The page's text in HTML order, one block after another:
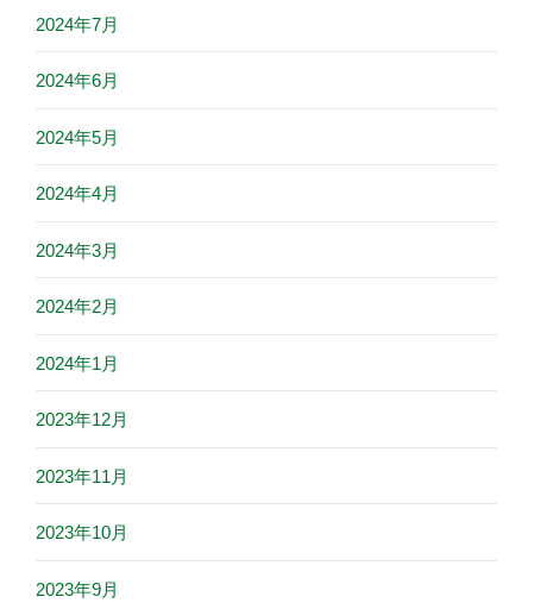
2024年7月
2024年6月
2024年5月
2024年4月
2024年3月
2024年2月
2024年1月
2023年12月
2023年11月
2023年10月
2023年9月